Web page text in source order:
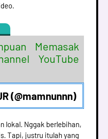
Memasak
YouTube
(@mamnunnn)
lokal. Nggak berlebihan,
Tapi, justru itulah yang